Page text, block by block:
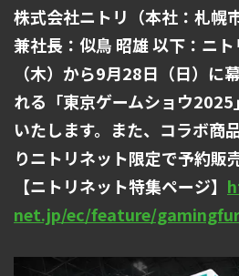
株式会社ニトリ（本社：札幌
兼社長：似鳥 昭雄 以下：ニ
（木）から9月28日（日）に
れる「東京ゲームショウ
いたします。また、コラボ商
りニトリネット限定で予約販
【ニトリネット特集ページ】
net.jp/ec/feature/